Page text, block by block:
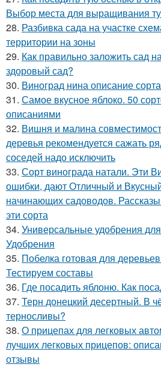
Выбор места для выращивания
28. Разбивка сада на участке
территории на зоны
29. Как правильно заложить сад
здоровый сад?
30. Виноград нина описание
31. Самое вкусное яблоко. 50
описаниями
32. Вишня и малина
деревья рекомендуется сажать
соседей надо исключить
33. Сорт винограда натали. Эти
ошибки, дают Отличный и
начинающих садоводов.
эти сорта
34. Универсальные удобрения
Удобрения
35. Побелка готовая для
Тестируем составы
36. Где посадить яблоню. Как
37. Терн донецкий десертный. В
терносливы?
38. О прицепах для легковых
лучших легковых прицепов:
отзывы